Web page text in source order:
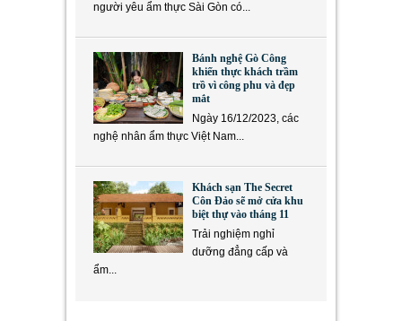
người yêu ẩm thực Sài Gòn có...
Bánh nghệ Gò Công
khiến thực khách trầm
trồ vì công phu và đẹp
mắt
Ngày 16/12/2023, các
nghệ nhân ẩm thực Việt Nam...
Khách sạn The Secret
Côn Đảo sẽ mở cửa khu
biệt thự vào tháng 11
Trải nghiệm nghỉ
dưỡng đẳng cấp và
ẩm...